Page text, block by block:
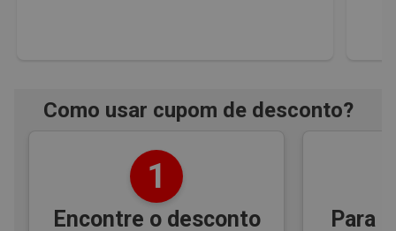
Como usar cupom de desconto?
1
Encontre o desconto Para